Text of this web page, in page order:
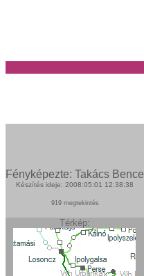
Fényképezte: Takács Bence
Készítés ideje: 2008:05:01 12:38:38
919 megtekintés
Térkép: